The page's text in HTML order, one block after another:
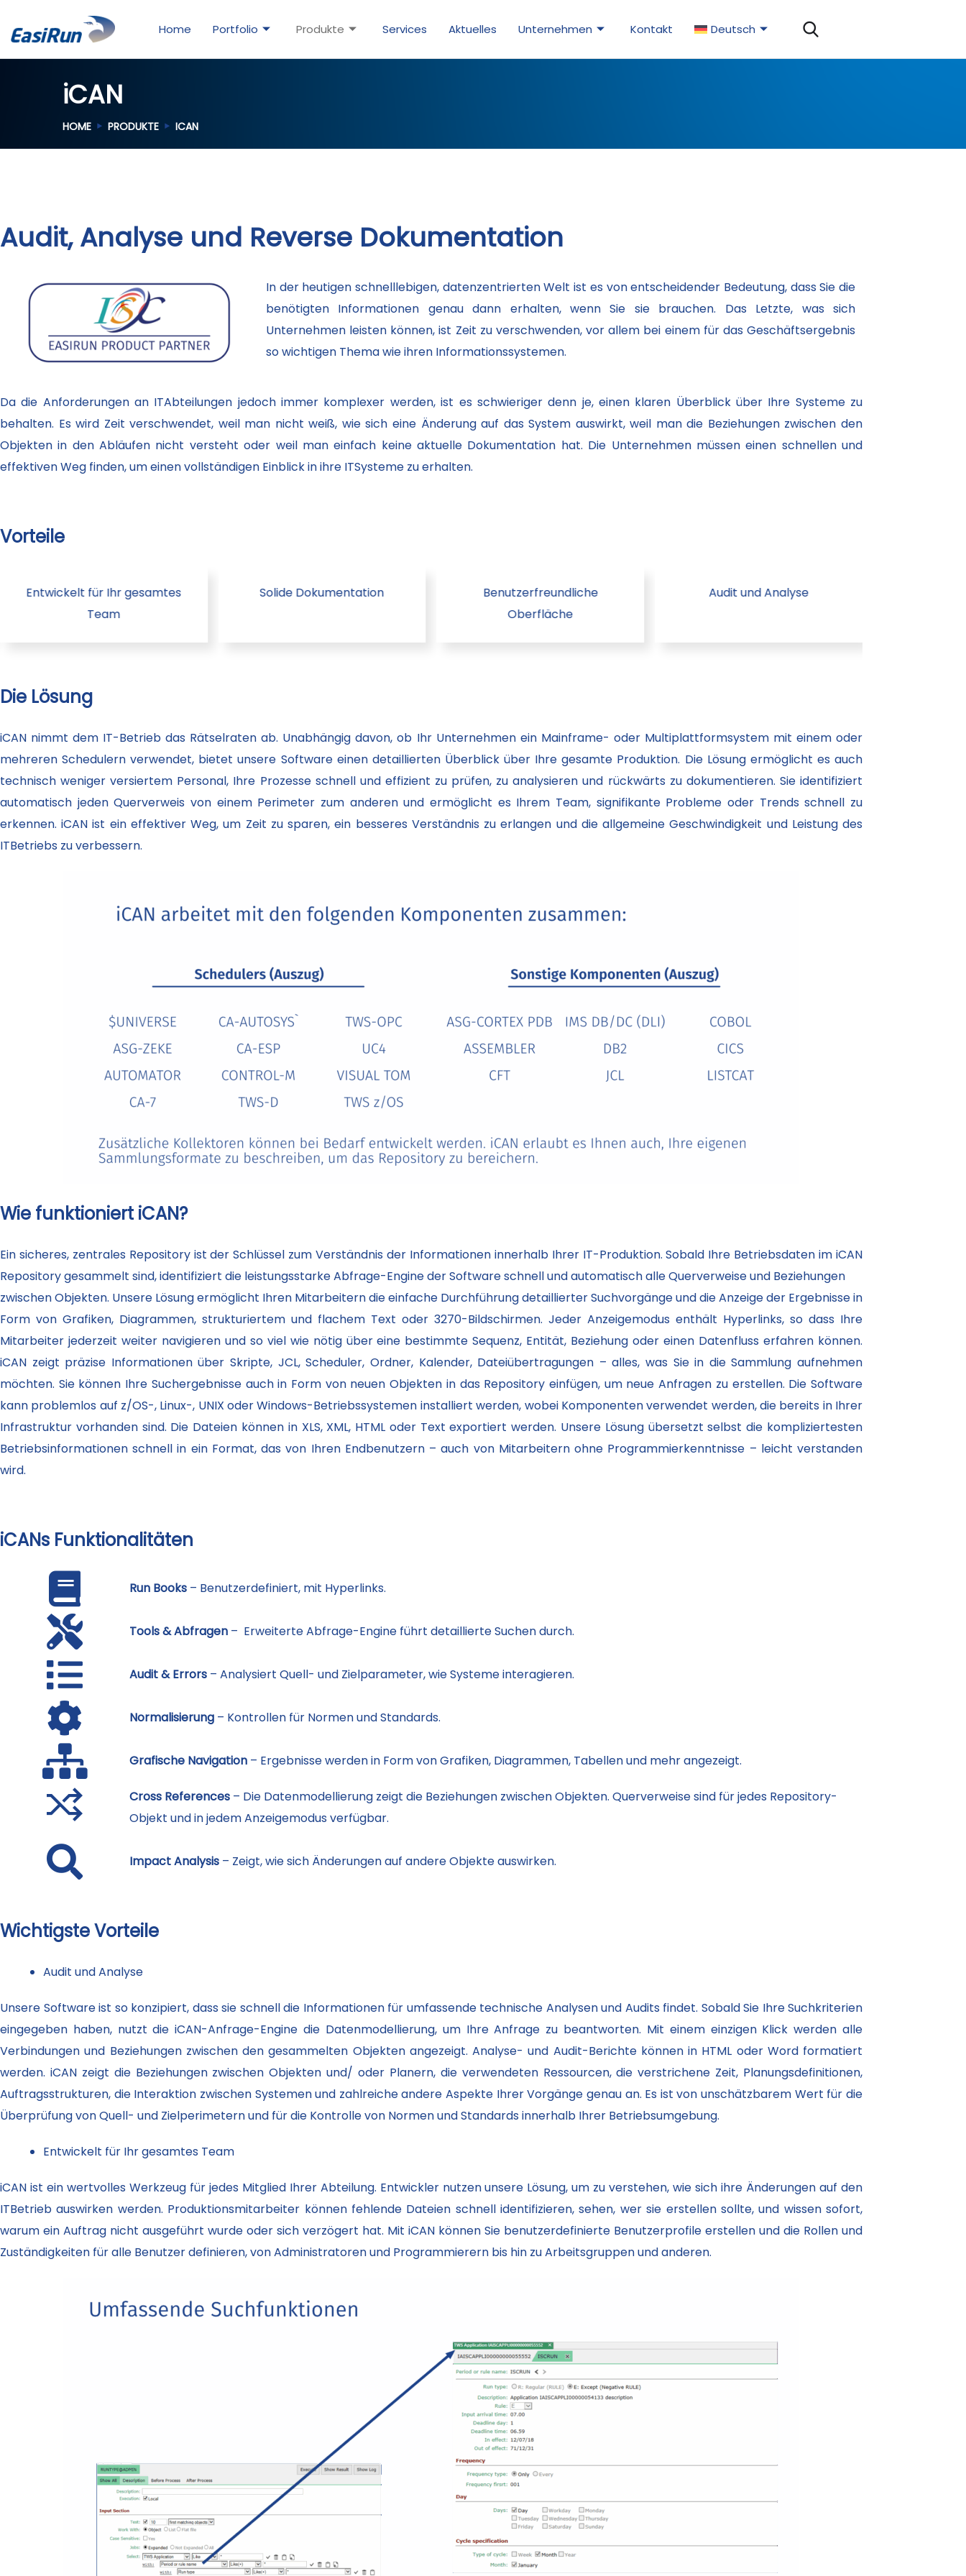
Home Portfolio Produkte Services Aktuelles Unternehmen Kontakt Deutsch
iCAN
HOME PRODUKTE ICAN
Audit, Analyse und Reverse Dokumentation
In der heutigen schnelllebigen, datenzentrierten Welt ist es von entscheidender Bedeutung, dass Sie die
benötigten Informationen genau dann erhalten, wenn Sie sie brauchen. Das Letzte, was sich
Unternehmen leisten können, ist Zeit zu verschwenden, vor allem bei einem für das Geschäftsergebnis
so wichtigen Thema wie ihren Informationssystemen.
Da die Anforderungen an ITAbteilungen jedoch immer komplexer werden, ist es schwieriger denn je, einen klaren Überblick über Ihre Systeme zu
behalten. Es wird Zeit verschwendet, weil man nicht weiß, wie sich eine Änderung auf das System auswirkt, weil man die Beziehungen zwischen den
Objekten in den Abläufen nicht versteht oder weil man einfach keine aktuelle Dokumentation hat. Die Unternehmen müssen einen schnellen und
effektiven Weg finden, um einen vollständigen Einblick in ihre ITSysteme zu erhalten.
Vorteile
Entwickelt für Ihr gesamtes
Team
Solide Dokumentation
Benutzerfreundliche
Oberfläche
Audit und Analyse
Die Lösung
iCAN nimmt dem IT-Betrieb das Rätselraten ab. Unabhängig davon, ob Ihr Unternehmen ein Mainframe- oder Multiplattformsystem mit einem oder
mehreren Schedulern verwendet, bietet unsere Software einen detaillierten Überblick über Ihre gesamte Produktion. Die Lösung ermöglicht es auch
technisch weniger versiertem Personal, Ihre Prozesse schnell und effizient zu prüfen, zu analysieren und rückwärts zu dokumentieren. Sie identifiziert
automatisch jeden Querverweis von einem Perimeter zum anderen und ermöglicht es Ihrem Team, signifikante Probleme oder Trends schnell zu
erkennen. iCAN ist ein effektiver Weg, um Zeit zu sparen, ein besseres Verständnis zu erlangen und die allgemeine Geschwindigkeit und Leistung des
ITBetriebs zu verbessern.
Wie funktioniert iCAN?
Ein sicheres, zentrales Repository ist der Schlüssel zum Verständnis der Informationen innerhalb Ihrer IT-Produktion. Sobald Ihre Betriebsdaten im iCAN
Repository gesammelt sind, identifiziert die leistungsstarke Abfrage-Engine der Software schnell und automatisch alle Querverweise und Beziehungen
zwischen Objekten. Unsere Lösung ermöglicht Ihren Mitarbeitern die einfache Durchführung detaillierter Suchvorgänge und die Anzeige der Ergebnisse in
Form von Grafiken, Diagrammen, strukturiertem und flachem Text oder 3270-Bildschirmen. Jeder Anzeigemodus enthält Hyperlinks, so dass Ihre
Mitarbeiter jederzeit weiter navigieren und so viel wie nötig über eine bestimmte Sequenz, Entität, Beziehung oder einen Datenfluss erfahren können.
iCAN zeigt präzise Informationen über Skripte, JCL, Scheduler, Ordner, Kalender, Dateiübertragungen – alles, was Sie in die Sammlung aufnehmen
möchten. Sie können Ihre Suchergebnisse auch in Form von neuen Objekten in das Repository einfügen, um neue Anfragen zu erstellen. Die Software
kann problemlos auf z/OS-, Linux-, UNIX oder Windows-Betriebssystemen installiert werden, wobei Komponenten verwendet werden, die bereits in Ihrer
Infrastruktur vorhanden sind. Die Dateien können in XLS, XML, HTML oder Text exportiert werden. Unsere Lösung übersetzt selbst die kompliziertesten
Betriebsinformationen schnell in ein Format, das von Ihren Endbenutzern – auch von Mitarbeitern ohne Programmierkenntnisse – leicht verstanden
wird.
iCANs Funktionalitäten
Run Books – Benutzerdefiniert, mit Hyperlinks.
Tools & Abfragen – Erweiterte Abfrage-Engine führt detaillierte Suchen durch.
Audit & Errors – Analysiert Quell- und Zielparameter, wie Systeme interagieren.
Normalisierung – Kontrollen für Normen und Standards.
Grafische Navigation – Ergebnisse werden in Form von Grafiken, Diagrammen, Tabellen und mehr angezeigt.
Cross References – Die Datenmodellierung zeigt die Beziehungen zwischen Objekten. Querverweise sind für jedes Repository-
Objekt und in jedem Anzeigemodus verfügbar.
Impact Analysis – Zeigt, wie sich Änderungen auf andere Objekte auswirken.
Wichtigste Vorteile
Audit und Analyse
Unsere Software ist so konzipiert, dass sie schnell die Informationen für umfassende technische Analysen und Audits findet. Sobald Sie Ihre Suchkriterien
eingegeben haben, nutzt die iCAN-Anfrage-Engine die Datenmodellierung, um Ihre Anfrage zu beantworten. Mit einem einzigen Klick werden alle
Verbindungen und Beziehungen zwischen den gesammelten Objekten angezeigt. Analyse- und Audit-Berichte können in HTML oder Word formatiert
werden. iCAN zeigt die Beziehungen zwischen Objekten und/ oder Planern, die verwendeten Ressourcen, die verstrichene Zeit, Planungsdefinitionen,
Auftragsstrukturen, die Interaktion zwischen Systemen und zahlreiche andere Aspekte Ihrer Vorgänge genau an. Es ist von unschätzbarem Wert für die
Überprüfung von Quell- und Zielperimetern und für die Kontrolle von Normen und Standards innerhalb Ihrer Betriebsumgebung.
Entwickelt für Ihr gesamtes Team
iCAN ist ein wertvolles Werkzeug für jedes Mitglied Ihrer Abteilung. Entwickler nutzen unsere Lösung, um zu verstehen, wie sich ihre Änderungen auf den
ITBetrieb auswirken werden. Produktionsmitarbeiter können fehlende Dateien schnell identifizieren, sehen, wer sie erstellen sollte, und wissen sofort,
warum ein Auftrag nicht ausgeführt wurde oder sich verzögert hat. Mit iCAN können Sie benutzerdefinierte Benutzerprofile erstellen und die Rollen und
Zuständigkeiten für alle Benutzer definieren, von Administratoren und Programmierern bis hin zu Arbeitsgruppen und anderen.